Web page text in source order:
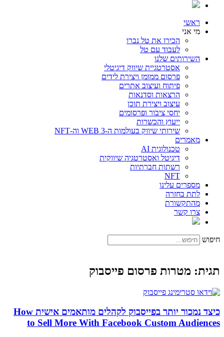
ראשי
מי אני
הכירו את טל נברו
לעבוד עם טל
השירותים שלנו
אסטרטגיית שיווק דיגיטלי
פרסום ממומן ויצירת לידים
פיתוח ועיצוב אתרים
הרצאות וסדנאות
עיצוב ויצירת תוכן
יחסי ציבור ופרסומים
ייעוץ והכשרות
שירותי שיווק בעולמות ה-WEB 3 וה-NFT
מאמרים
טכנולוגית AI
דיגיטל ואסטרטגיה שיווקית
רשתות חברתיות
NFT
מספרים עלינו
לתת בחזרה
מהתקשורת
צרו קשר
חיפוש
תגית: מטרות פרסום פייסבוק
כיצד נמכור יותר בפייסבוק לקהלים מותאמים אישית How
to Sell More With Facebook Custom Audiences